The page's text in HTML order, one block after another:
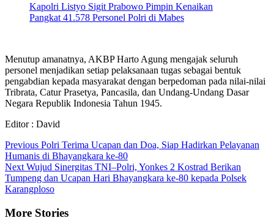
Kapolri Listyo Sigit Prabowo Pimpin Kenaikan
Pangkat 41.578 Personel Polri di Mabes
Menutup amanatnya, AKBP Harto Agung mengajak seluruh
personel menjadikan setiap pelaksanaan tugas sebagai bentuk
pengabdian kepada masyarakat dengan berpedoman pada nilai-nilai
Tribrata, Catur Prasetya, Pancasila, dan Undang-Undang Dasar
Negara Republik Indonesia Tahun 1945.
Editor : David
Continue
Reading
Previous Polri Terima Ucapan dan Doa, Siap Hadirkan Pelayanan
Humanis di Bhayangkara ke-80
Next Wujud Sinergitas TNI–Polri, Yonkes 2 Kostrad Berikan
Tumpeng dan Ucapan Hari Bhayangkara ke-80 kepada Polsek
Karangploso
More Stories